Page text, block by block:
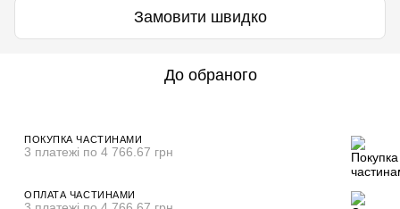
Замовити швидко
До обраного
ПОКУПКА ЧАСТИНАМИ
3 платежі по 4 766.67 грн
ОПЛАТА ЧАСТИНАМИ